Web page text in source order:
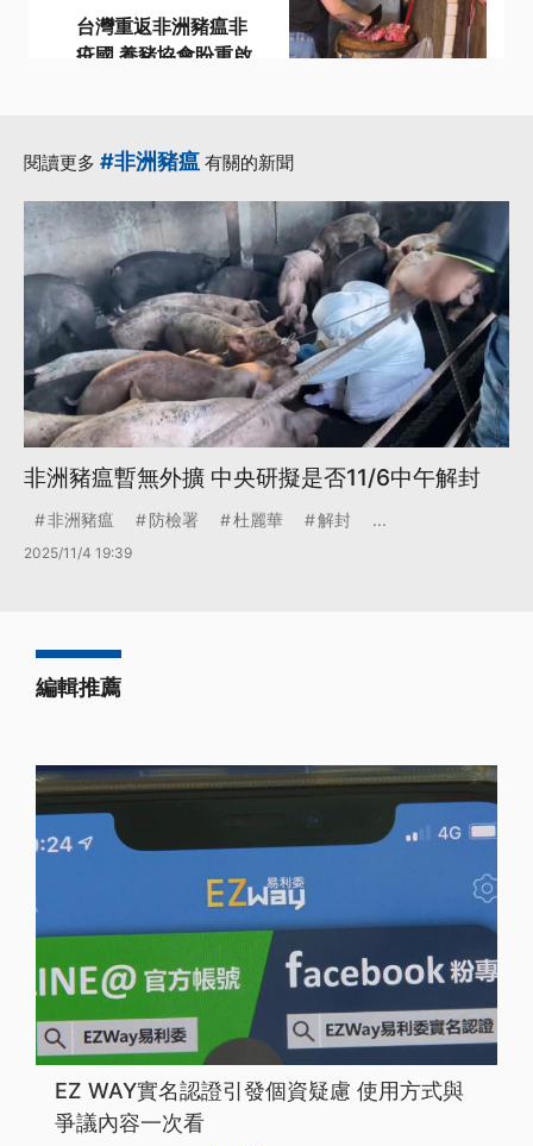
台灣重返非洲豬瘟非
疫國 養豬協會盼重啟
總統賴清德·更多...
閱讀更多 #非洲豬瘟 有關的新聞
非洲豬瘟暫無外擴 中央研擬是否11/6中午解封
非洲豬瘟 防檢署 杜麗華 解封 ...
2025/11/4 19:39
編輯推薦
EZ WAY實名認證引發個資疑慮 使用方式與
爭議內容一次看